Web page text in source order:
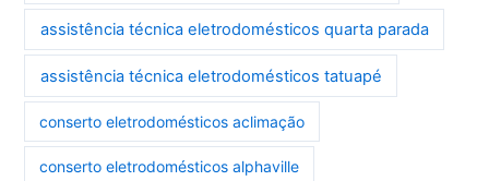
assistência técnica eletrodomésticos quarta parada
assistência técnica eletrodomésticos tatuapé
conserto eletrodomésticos aclimação
conserto eletrodomésticos alphaville